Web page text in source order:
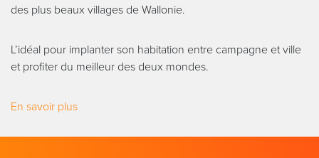
des plus beaux villages de Wallonie.
L’idéal pour implanter son habitation entre campagne et ville
et profiter du meilleur des deux mondes.
En savoir plus